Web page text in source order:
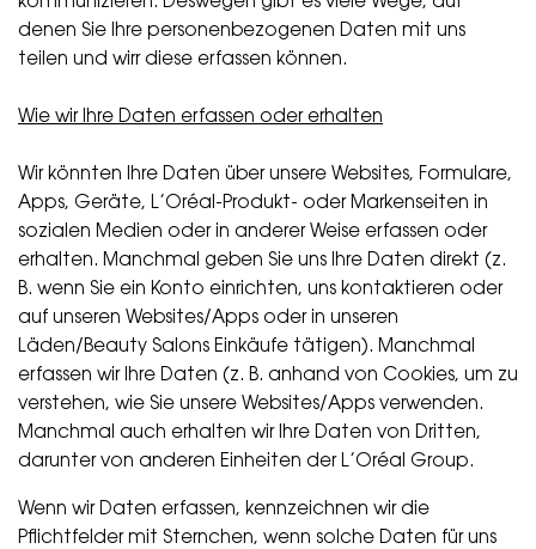
denen Sie Ihre personenbezogenen Daten mit uns
teilen und wirr diese erfassen können.
Wie wir Ihre Daten erfassen oder erhalten
Wir könnten Ihre Daten über unsere Websites, Formulare,
Apps, Geräte, L’Oréal-Produkt- oder Markenseiten in
sozialen Medien oder in anderer Weise erfassen oder
erhalten. Manchmal geben Sie uns Ihre Daten direkt (z.
B. wenn Sie ein Konto einrichten, uns kontaktieren oder
auf unseren Websites/Apps oder in unseren
Läden/Beauty Salons Einkäufe tätigen). Manchmal
erfassen wir Ihre Daten (z. B. anhand von Cookies, um zu
verstehen, wie Sie unsere Websites/Apps verwenden.
Manchmal auch erhalten wir Ihre Daten von Dritten,
darunter von anderen Einheiten der L’Oréal Group.
Wenn wir Daten erfassen, kennzeichnen wir die
Pflichtfelder mit Sternchen, wenn solche Daten für uns